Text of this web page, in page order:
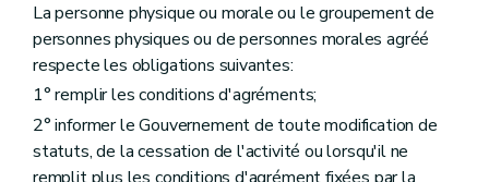
La personne physique ou morale ou le groupement de
personnes physiques ou de personnes morales agréé
respecte les obligations suivantes:
1° remplir les conditions d'agréments;
2° informer le Gouvernement de toute modification de
statuts, de la cessation de l'activité ou lorsqu'il ne
remplit plus les conditions d'agrément fixées par la